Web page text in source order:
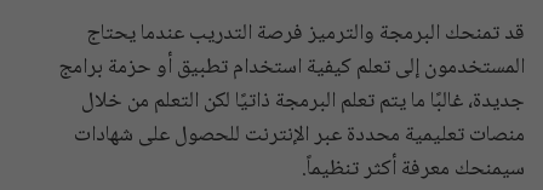
قد تمنحك البرمجة والترميز فرصة التدريب عندما يحتاج
المستخدمون إلى تعلم كيفية استخدام تطبيق أو حزمة برامج
جديدة، غالبًا ما يتم تعلم البرمجة ذاتيًا لكن التعلم من خلال
منصات تعليمية محددة عبر الإنترنت للحصول على شهادات
سيمنحك معرفة أكثر تنظيماً.